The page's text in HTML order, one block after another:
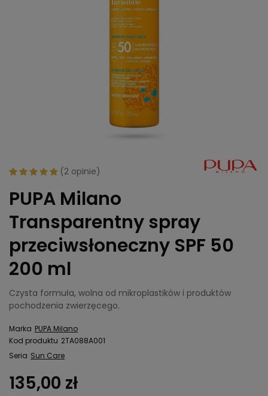
(2 opinie)
PUPA Milano
Transparentny spray
przeciwsłoneczny SPF 50
200 ml
Czysta formuła, wolna od mikroplastików i produktów
pochodzenia zwierzęcego.
Marka PUPA Milano
Kod produktu 2TA088A001
Seria Sun Care
135,00 zł